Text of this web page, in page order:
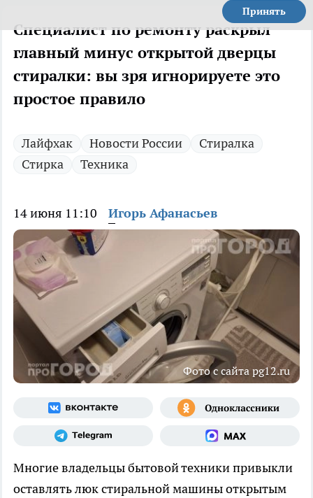
Принять
Специалист по ремонту раскрыл
главный минус открытой дверцы
стиралки: вы зря игнорируете это
простое правило
Лайфхак Новости России
Стиралка
Стирка
Техника
14 июня 11:10 Игорь Афанасьев
Фото с сайта pg12.ru
Многие владельцы бытовой техники привыкли
оставлять люк стиральной машины открытым